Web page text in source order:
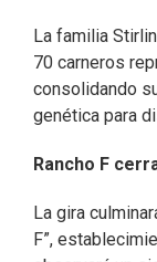
La familia
70 carneros
consolidando
genética para
Rancho F
La gira
F”,